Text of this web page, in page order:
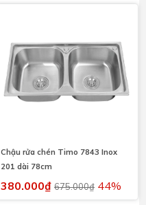
Chậu rửa chén Timo 7843 Inox
201 dài 78cm
380.000₫ 675.000₫ 44%